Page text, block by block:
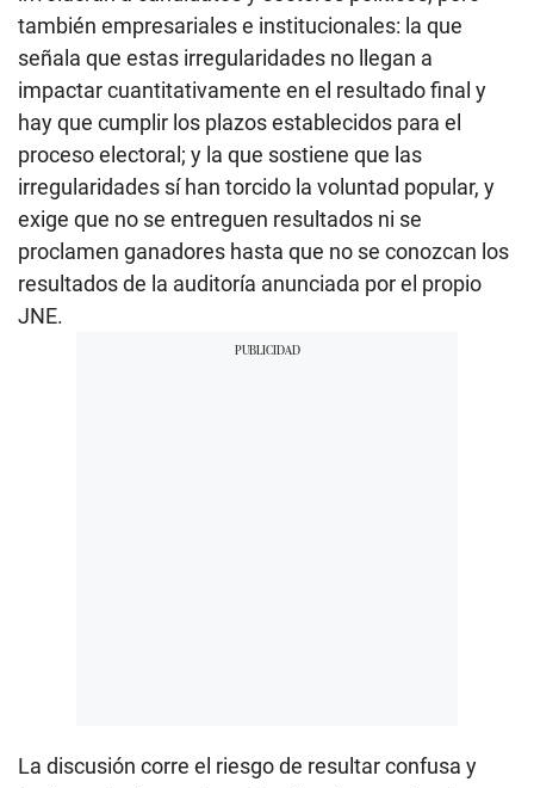
también empresariales e institucionales: la que
señala que estas irregularidades no llegan a
impactar cuantitativamente en el resultado final y
hay que cumplir los plazos establecidos para el
proceso electoral; y la que sostiene que las
irregularidades sí han torcido la voluntad popular, y
exige que no se entreguen resultados ni se
proclamen ganadores hasta que no se conozcan los
resultados de la auditoría anunciada por el propio
JNE.
La discusión corre el riesgo de resultar confusa y